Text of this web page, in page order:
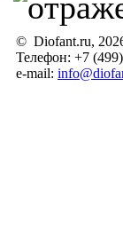
© Diofant.ru,
Телефон: +7
e-mail: